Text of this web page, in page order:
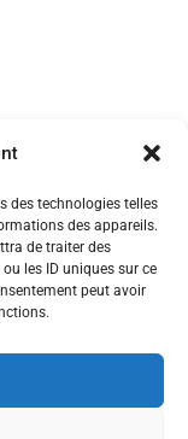
des technologies telles
des appareils.
de traiter des
les ID uniques sur ce
peut avoir